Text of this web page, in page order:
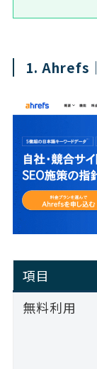
1. Ahrefs
項目
無料利用